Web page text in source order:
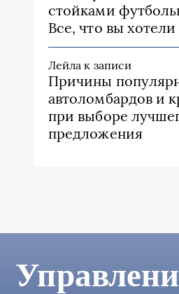
стойками
Все, что вы хотели
Лейла к записи
Причины
автоломбардов и
при выборе
предложения